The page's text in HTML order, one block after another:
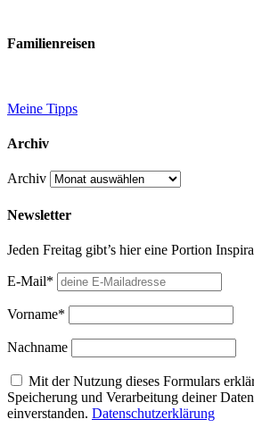
Familienreisen
Meine Tipps
Archiv
Archiv
Newsletter
Jeden Freitag gibt’s hier eine Portion
E-Mail*
Vorname*
Nachname
Mit der Nutzung dieses Formulars
Speicherung und Verarbeitung deiner
einverstanden. Datenschutzerklärung